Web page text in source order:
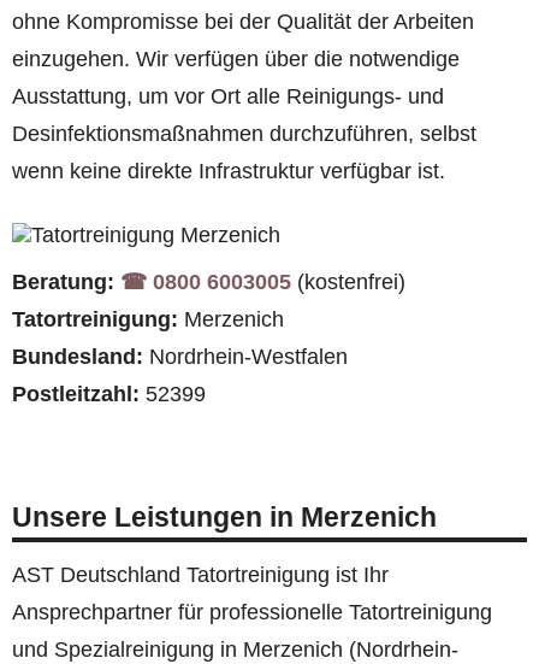
ohne Kompromisse bei der Qualität der Arbeiten
einzugehen. Wir verfügen über die notwendige
Ausstattung, um vor Ort alle Reinigungs- und
Desinfektionsmaßnahmen durchzuführen, selbst
wenn keine direkte Infrastruktur verfügbar ist.
Beratung: ☎︎ 0800 6003005 (kostenfrei)
Tatortreinigung: Merzenich
Bundesland: Nordrhein-Westfalen
Postleitzahl: 52399
Unsere Leistungen in Merzenich
AST Deutschland Tatortreinigung ist Ihr
Ansprechpartner für professionelle Tatortreinigung
und Spezialreinigung in Merzenich (Nordrhein-